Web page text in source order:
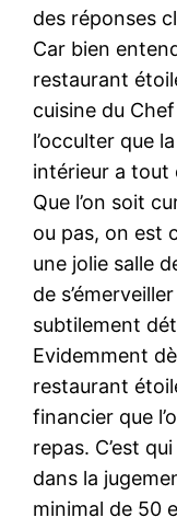
des réponses
Car bien
restaurant
cuisine du
l’occulter que
intérieur a tout
Que l’on soit
ou pas, on est
une jolie salle
de
subtilement
Evidemment
restaurant
financier que
repas. C’est
dans la
minimal de 50